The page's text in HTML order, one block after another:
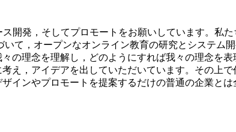
開発，そしてプロモートをお願いしています。私た
て，オープンなオンライン教育の研究とシステム
の理念を理解し，どのようにすれば我々の理念を
え，アイデアを出していただいています。その上
ンやプロモートを提案するだけの普通の企業とは